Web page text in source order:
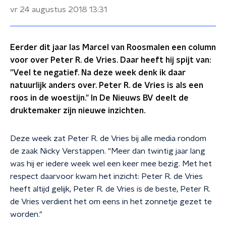
vr 24 augustus 2018 13:31
Eerder dit jaar las Marcel van Roosmalen een column
voor over Peter R. de Vries. Daar heeft hij spijt van:
"Veel te negatief. Na deze week denk ik daar
natuurlijk anders over. Peter R. de Vries is als een
roos in de woestijn." In De Nieuws BV deelt de
druktemaker zijn nieuwe inzichten.
Deze week zat Peter R. de Vries bij alle media rondom
de zaak Nicky Verstappen. "Meer dan twintig jaar lang
was hij er iedere week wel een keer mee bezig. Met het
respect daarvoor kwam het inzicht: Peter R. de Vries
heeft altijd gelijk, Peter R. de Vries is de beste, Peter R.
de Vries verdient het om eens in het zonnetje gezet te
worden."